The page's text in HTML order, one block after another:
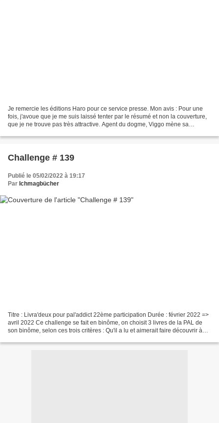
Je remercie les éditions Haro pour ce service presse. Mon avis : Pour une
fois, j'avoue que je me suis laissé tenter par le résumé et non la couverture,
que je ne trouve pas très attractive. Agent du dogme, Viggo mène sa
Challenge # 139
Publié le 05/02/2022 à 19:17
Par Ichmagbücher
Titre : Livra'deux pour pal'addict 22ème participation Durée : février 2022 =>
avril 2022 Ce challenge se fait en binôme, on choisit 3 livres de la PAL de
son binôme, selon ces trois critères : Qu'il a lu et aimerait faire découvrir à